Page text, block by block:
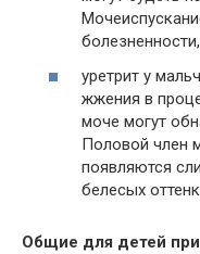
уретрит у
жжения в
моче могут
Половой член
появляются
белесых
Общие для детей